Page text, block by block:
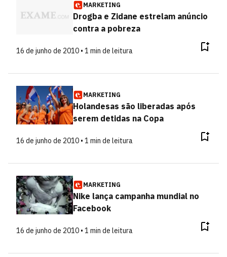
MARKETING
Drogba e Zidane estrelam anúncio
contra a pobreza
16 de junho de 2010 • 1 min de leitura
MARKETING
Holandesas são liberadas após
serem detidas na Copa
16 de junho de 2010 • 1 min de leitura
MARKETING
Nike lança campanha mundial no
Facebook
16 de junho de 2010 • 1 min de leitura